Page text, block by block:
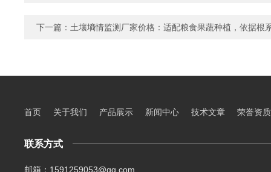
下一篇： 土壤墒情监测厂家价格：适配粮食果蔬种植，依据根
首页 关于我们 产品展示 新闻中心 技术文章 荣誉资质
联系方式
邮箱：1591259053@qq.com